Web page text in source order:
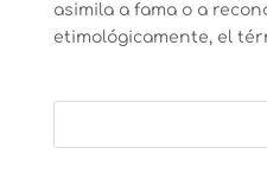
asimila a fama o a
etimológicamente, el